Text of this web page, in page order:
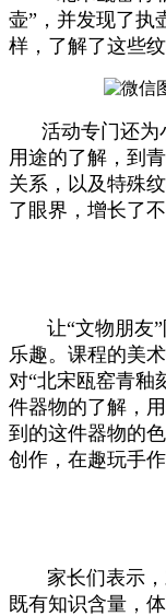
壶”，并发现了执
样，了解了这些
活动专门还为
用途的了解，到
关系，以及特殊
了眼界，增长了不
让“文物朋友”
乐趣。课程的美
对“北宋瓯窑青釉
件器物的了解，
到的这件器物的
创作，在趣玩手
家长们表示，
既有知识含量，